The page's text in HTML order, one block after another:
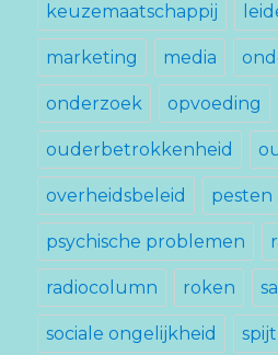
keuzemaatschappij
marketing media
onderzoek opvoeding
ouderbetrokkenheid
overheidsbeleid pesten
psychische problemen
radiocolumn roken
sociale ongelijkheid spijt